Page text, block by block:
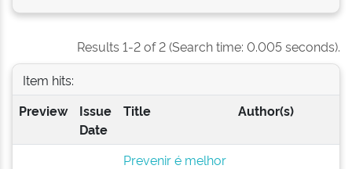
Results 1-2 of 2 (Search time: 0.005 seconds).
Item hits:
Preview
Issue
Date
Title Author(s)
Prevenir é melhor